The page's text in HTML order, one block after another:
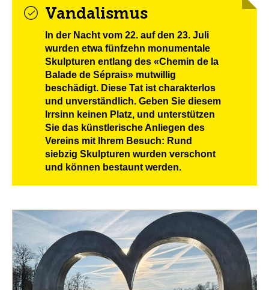
Vandalismus
In der Nacht vom 22. auf den 23. Juli
wurden etwa fünfzehn monumentale
Skulpturen entlang des «Chemin de la
Balade de Séprais» mutwillig
beschädigt. Diese Tat ist charakterlos
und unverständlich. Geben Sie diesem
Irrsinn keinen Platz, und unterstützen
Sie das künstlerische Anliegen des
Vereins mit Ihrem Besuch: Rund
siebzig Skulpturen wurden verschont
und können bestaunt werden.